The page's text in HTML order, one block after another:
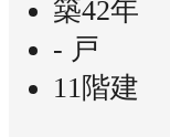
築42年
- 戸
11階建